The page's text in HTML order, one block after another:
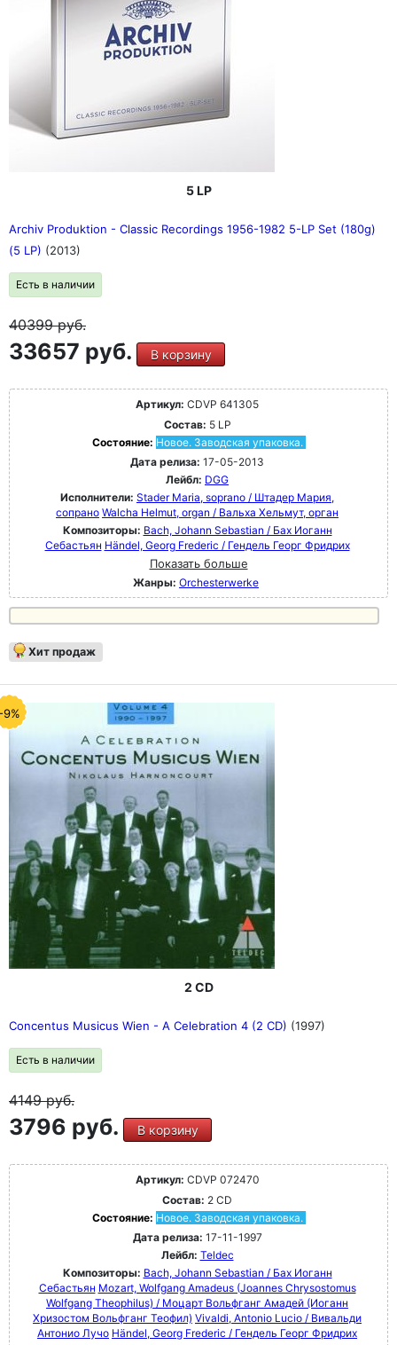
5 LP
Archiv Produktion - Classic Recordings 1956-1982 5-LP Set (180g)
(5 LP) (2013)
Есть в наличии
40399руб.
33657 руб. В корзину
Артикул: CDVP 641305
Состав: 5 LP
Состояние: Новое. Заводская упаковка.
Дата релиза: 17-05-2013
Лейбл: DGG
Исполнители: Stader Maria, soprano / Штадер Мария,
сопрано Walcha Helmut, organ / Вальха Хельмут, орган
Композиторы: Bach, Johann Sebastian / Бах Иоганн
Себастьян Händel, Georg Frederic / Гендель Георг Фридрих
Показать больше
Жанры: Orchesterwerke
Хит продаж
9%
2 CD
Concentus Musicus Wien - A Celebration 4 (2 CD) (1997)
Есть в наличии
4149руб.
3796 руб. В корзину
Артикул: CDVP 072470
Состав: 2 CD
Состояние: Новое. Заводская упаковка.
Дата релиза: 17-11-1997
Лейбл: Teldec
Композиторы: Bach, Johann Sebastian / Бах Иоганн
Себастьян Mozart, Wolfgang Amadeus (Joannes Chrysostomus
Wolfgang Theophilus) / Моцарт Вольфганг Амадей (Иоганн
Хризостом Вольфганг Теофил) Vivaldi, Antonio Lucio / Вивальди
Антонио Лучо Händel, Georg Frederic / Гендель Георг Фридрих